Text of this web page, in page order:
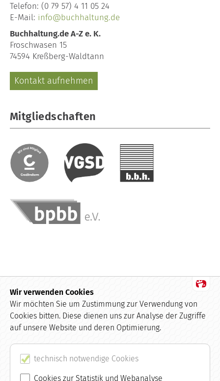
Telefon: (0 79 57) 4 11 05 24
E-Mail: info@buchhaltung.de
Buchhaltung.de A-Z e. K.
Froschwasen 15
74594 Kreßberg-Waldtann
Kontakt aufnehmen
Mitgliedschaften
Datenschutz
Impressum
Kontakt
Wir verwenden Cookies
Wir möchten Sie um Zustimmung zur Verwendung von
Cookies bitten. Diese dienen uns zur Analyse der Zugriffe
auf unsere Website und deren Optimierung.
technisch notwendige Cookies
Cookies zur Statistik und Webanalyse
Kundenbewertungen und Erfahrungen zu
SEHR GUT